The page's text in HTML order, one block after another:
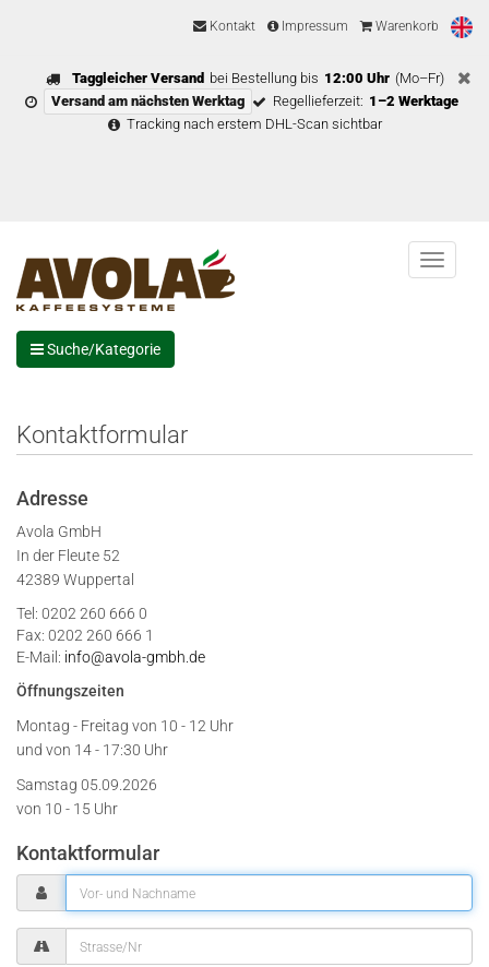
Kontakt Impressum Warenkorb
Taggleicher Versand bei Bestellung bis 12:00 Uhr (Mo–Fr)
Versand am nächsten Werktag
Regellieferzeit: 1–2 Werktage
Tracking nach erstem DHL-Scan sichtbar
Menu
Suche/Kategorie
Kontaktformular
Adresse
Avola GmbH
In der Fleute 52
42389 Wuppertal
Tel: 0202 260 666 0
Fax: 0202 260 666 1
E-Mail: info@avola-gmbh.de
Öffnungszeiten
Montag - Freitag von 10 - 12 Uhr
und von 14 - 17:30 Uhr
Samstag 05.09.2026
von 10 - 15 Uhr
Kontaktformular